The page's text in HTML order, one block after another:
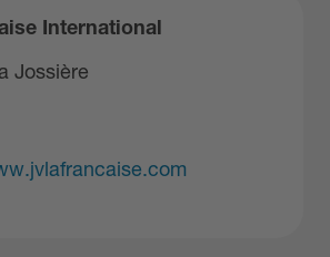
International
Jossière